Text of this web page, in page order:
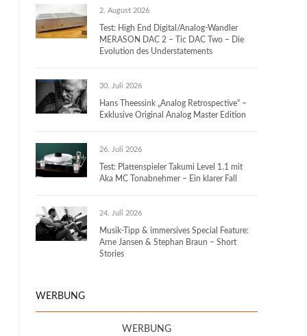
2. August 2026
Test: High End Digital/Analog-Wandler
MERASON DAC 2 – Tic DAC Two – Die
Evolution des Understatements
30. Juli 2026
Hans Theessink „Analog Retrospective“ –
Exklusive Original Analog Master Edition
26. Juli 2026
Test: Plattenspieler Takumi Level 1.1 mit
Aka MC Tonabnehmer – Ein klarer Fall
24. Juli 2026
Musik-Tipp & immersives Special Feature:
Arne Jansen & Stephan Braun – Short
Stories
WERBUNG
WERBUNG